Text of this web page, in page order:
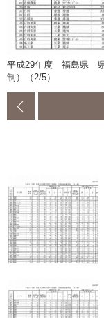
平成29年度 福島県 県
制）（2/5）